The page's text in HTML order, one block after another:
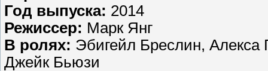
Год выпуска: 2014
Режиссер: Марк Янг
В ролях: Эбигейл Бреслин,
Джейк Бьюзи